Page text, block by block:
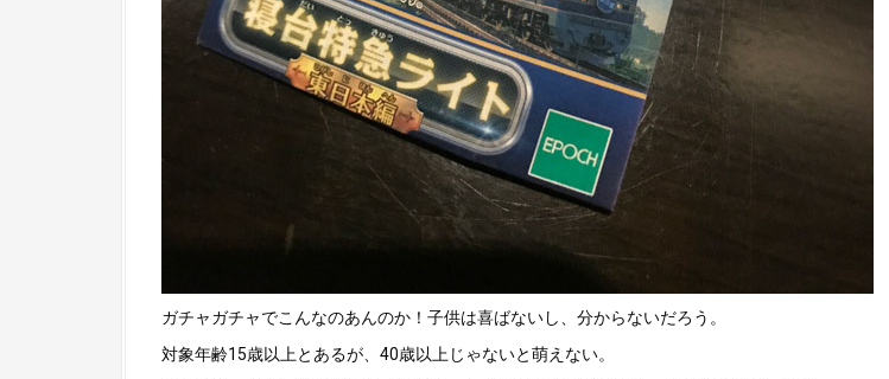
ガチャガチャでこんなのあんのか！子供は喜ばないし、分からないだろう。
対象年齢15歳以上とあるが、40歳以上じゃないと萌えない。